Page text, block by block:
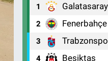
1 Galatasaray
2 Fenerbahçe
3
4 Beşiktaş